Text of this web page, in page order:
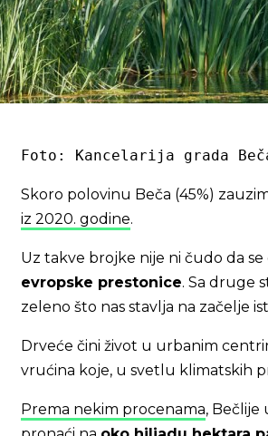
Foto: Kancelarija grada
Skoro polovinu Beča (45%)
iz 2020. godine.
Uz takve brojke nije ni čudo da
evropske prestonice. Sa druge
zeleno što nas stavlja na začelje
Drveće čini život u urbanim
vrućina koje, u svetlu klimatskih
Prema nekim procenama, Bečlije